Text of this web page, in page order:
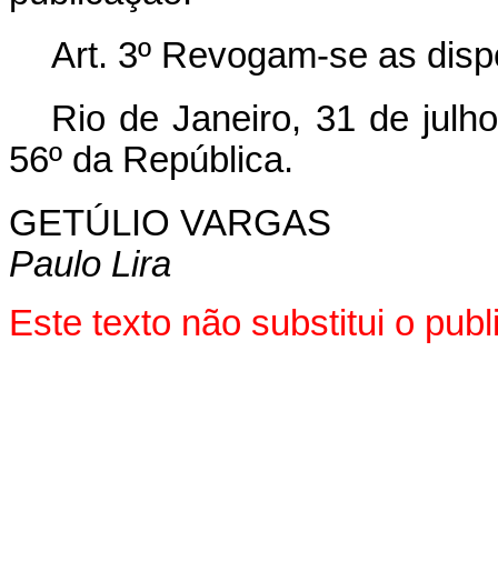
Art. 3º Revogam-se as
Rio de Janeiro, 31 de
56º da República.
GETÚLIO VARGAS
Paulo Lira
Este texto não substitui o